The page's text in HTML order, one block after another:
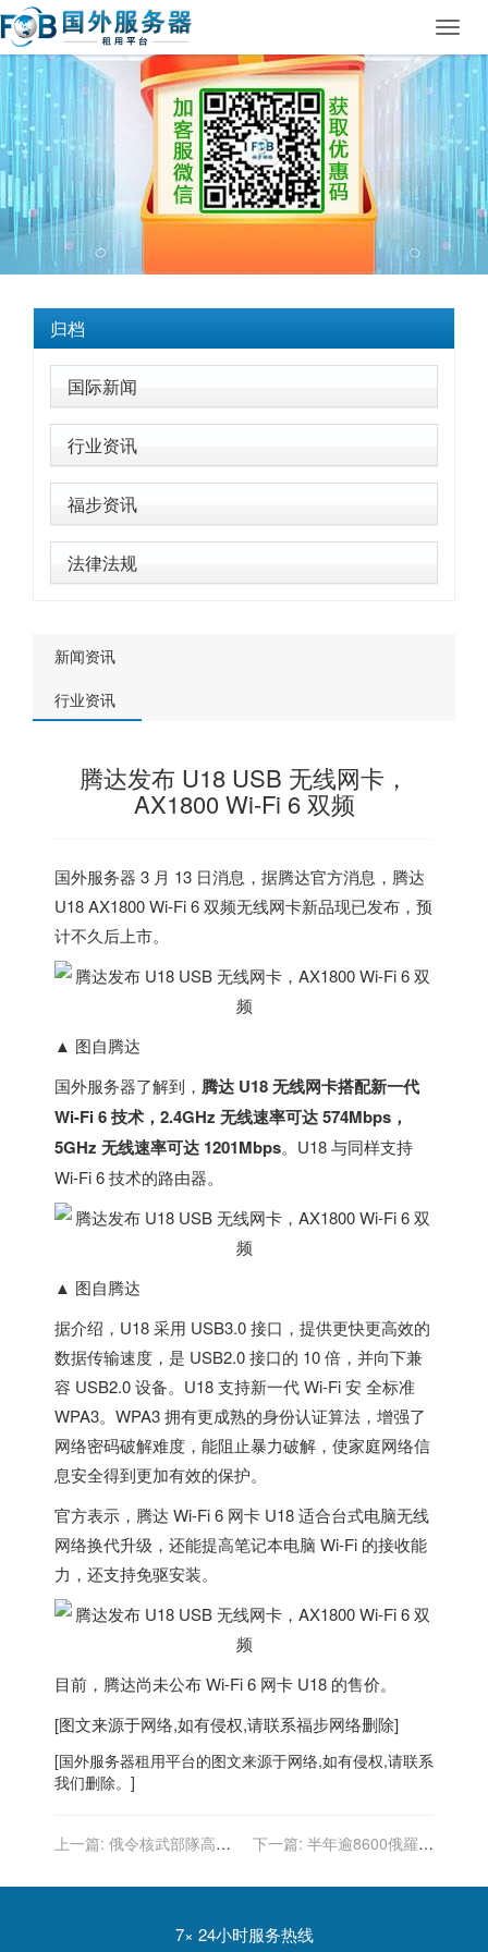
归档
国际新闻
行业资讯
福步资讯
法律法规
新闻资讯
行业资讯
腾达发布 U18 USB 无线网卡，
AX1800 Wi-Fi 6 双频
国外服务器 3 月 13 日消息，据腾达官方消息，腾达
U18 AX1800 Wi-Fi 6 双频无线网卡新品现已发布，预
计不久后上市。
▲ 图自腾达
国外服务器了解到， 腾达 U18 无线网卡搭配新一代
Wi-Fi 6 技术，2.4GHz 无线速率可达 574Mbps，
5GHz 无线速率可达 1201Mbps。U18 与同样支持
Wi-Fi 6 技术的路由器。
▲ 图自腾达
据介绍，U18 采用 USB3.0 接口，提供更快更高效的
数据传输速度，是 USB2.0 接口的 10 倍，并向下兼
容 USB2.0 设备。U18 支持新一代 Wi-Fi 安 全标准
WPA3。WPA3 拥有更成熟的身份认证算法，增强了
网络密码破解难度，能阻止暴力破解，使家庭网络信
息安全得到更加有效的保护。
官方表示，腾达 Wi-Fi 6 网卡 U18 适合台式电脑无线
网络换代升级，还能提高笔记本电脑 Wi-Fi 的接收能
力，还支持免驱安装。
目前，腾达尚未公布 Wi-Fi 6 网卡 U18 的售价。
[图文来源于网络,如有侵权,请联系福步网络删除]
[国外服务器租用平台的图文来源于网络,如有侵权,请联系
我们删除。]
上一篇: 俄令核武部隊高度
寒而慄
下一篇: 半年逾8600俄羅斯
7× 24小时服务热线